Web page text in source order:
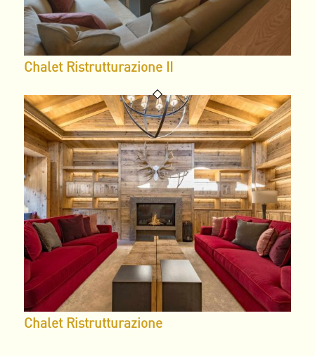
Chalet Ristrutturazione II
Chalet Ristrutturazione